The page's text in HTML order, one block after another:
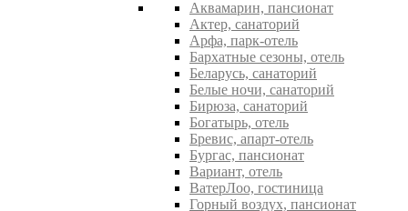
Аквамарин, пансионат
Актер, санаторий
Арфа, парк-отель
Бархатные сезоны, отель
Беларусь, санаторий
Белые ночи, санаторий
Бирюза, санаторий
Богатырь, отель
Бревис, апарт-отель
Бургас, пансионат
Вариант, отель
ВатерЛоо, гостиница
Горный воздух, пансионат